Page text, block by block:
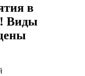
в
Виды